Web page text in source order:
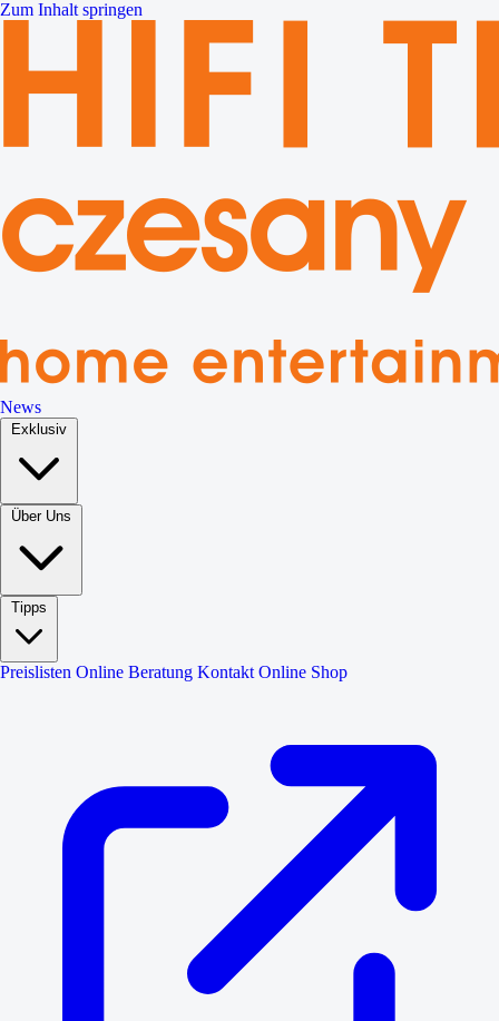
Zum Inhalt springen
News
Exklusiv
Über Uns
Tipps
Preislisten Online Beratung Kontakt Online Shop